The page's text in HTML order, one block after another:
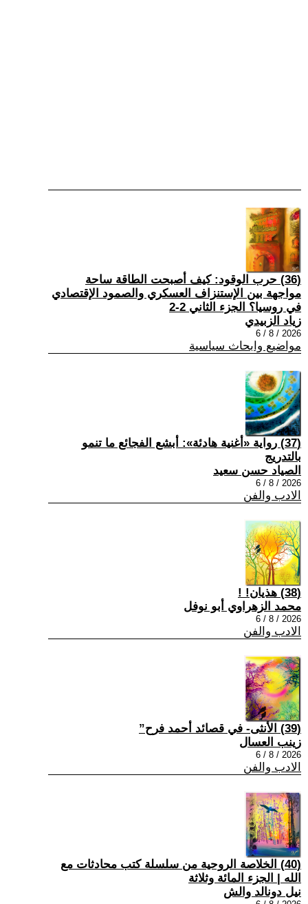
(36) حرب الوقود: كيف أصبحت الطاقة ساحة
مواجهة بين الإستنزاف العسكري والصمود الإقتصادي
في روسيا؟ الجزء الثاني 2-2
زياد الزبيدي
2026 / 8 / 6
مواضيع وابحاث سياسية
(37) رواية «أغنية هادئة»: أبشع الفجائع ما تنمو
بالتدريج
الصياد حسن سعيد
2026 / 8 / 6
الادب والفن
(38) هذيان! !
محمد الزهراوي أبو نوفل
2026 / 8 / 6
الادب والفن
(39) الأنثى- في قصائد أحمد فرح”
زينب العسال
2026 / 8 / 6
الادب والفن
(40) الخلاصة الروحية من سلسلة كتب محادثات مع
الله | الجزء المائة وثلاثة
نيل دونالد والش